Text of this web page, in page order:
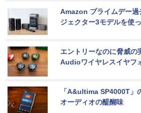
Amazon プライムデー
ジェクター3モデルを使
エントリーなのに脅威
Audioワイヤレスイヤフ
「A&ultima SP4000T」
オーディオの醍醐味